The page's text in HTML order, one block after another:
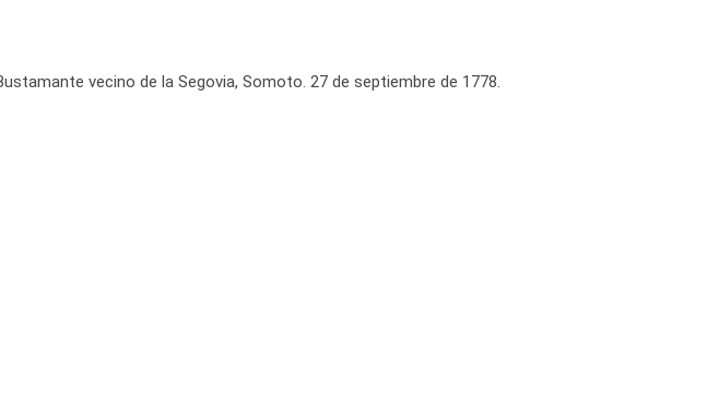
vecino de la Segovia, Somoto. 27 de septiembre de 1778.